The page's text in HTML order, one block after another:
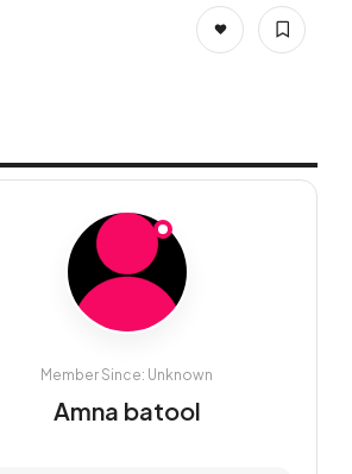
Member Since: Unknown
Amna batool